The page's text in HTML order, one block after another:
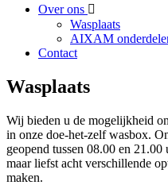
Over ons
Wasplaats
AIXAM
Contact
Wasplaats
Wij bieden u de mogelijkheid
in onze doe-het-zelf wasbox.
geopend tussen 08.00 en
maar liefst acht verschillende
maken.